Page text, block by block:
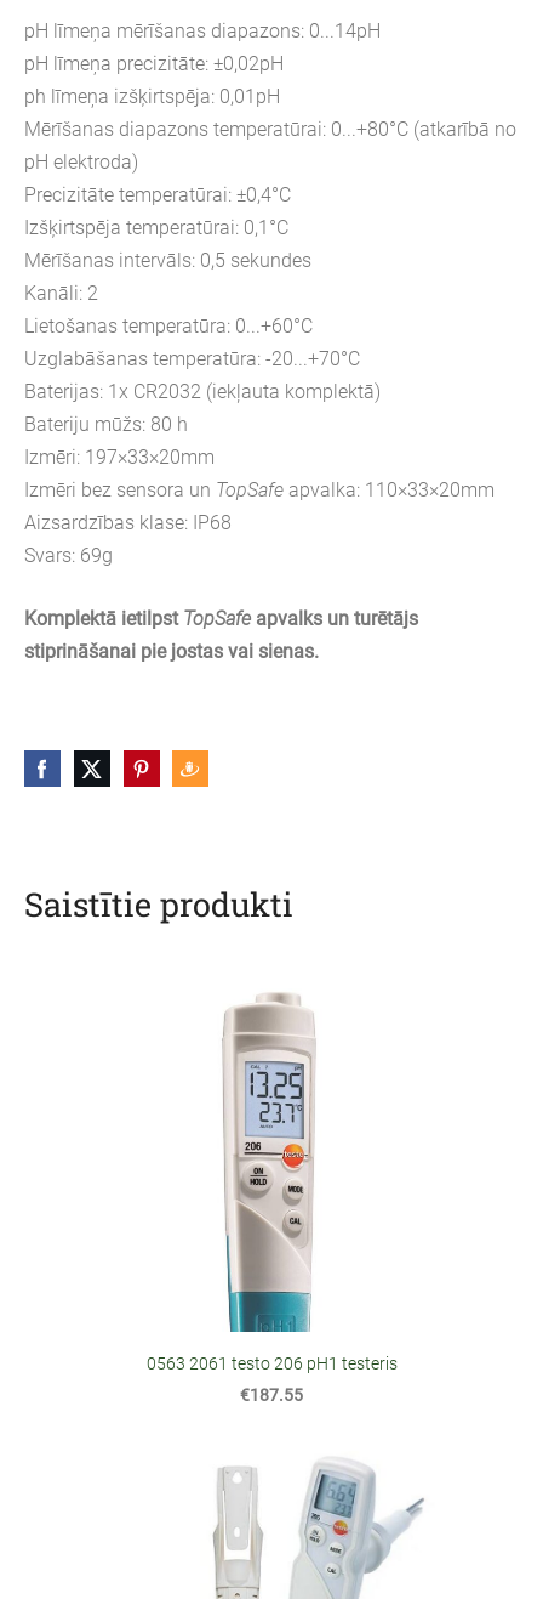
pH līmeņa mērīšanas diapazons: 0...14pH
pH līmeņa precizitāte: ±0,02pH
ph līmeņa izšķirtspēja: 0,01pH
Mērīšanas diapazons temperatūrai: 0...+80°C (atkarībā no
pH elektroda)
Precizitāte temperatūrai: ±0,4°C
Izšķirtspēja temperatūrai: 0,1°C
Mērīšanas intervāls: 0,5 sekundes
Kanāli: 2
Lietošanas temperatūra: 0...+60°C
Uzglabāšanas temperatūra: -20...+70°C
Baterijas: 1x CR2032 (iekļauta komplektā)
Bateriju mūžs: 80 h
Izmēri: 197×33×20mm
Izmēri bez sensora un TopSafe apvalka: 110×33×20mm
Aizsardzības klase: IP68
Svars: 69g
Komplektā ietilpst TopSafe apvalks un turētājs
stiprināšanai pie jostas vai sienas.
Saistītie produkti
0563 2061 testo 206 pH1 testeris
€187.55